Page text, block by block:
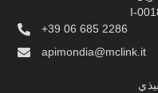
+39 06 685 2286
apimondia@mclink.it